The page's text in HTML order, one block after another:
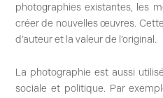
photographies existantes, les
créer de nouvelles œuvres.
d’auteur et la valeur de l’original.
La photographie est aussi
sociale et politique. Par